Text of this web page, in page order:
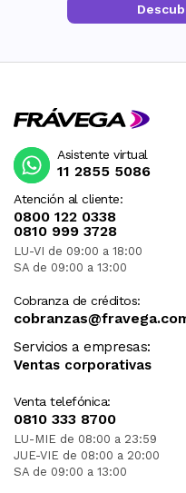
Atención al cliente:
0800 122 0338
0810 999 3728
LU-VI de 09:00 a 18:00
SA de 09:00 a 13:00
Cobranza de créditos:
Servicios a empresas:
Ventas corporativas
Venta telefónica:
0810 333 8700
LU-MIE de 08:00 a 23:59
JUE-VIE de 08:00 a 20:00
SA de 09:00 a 13:00
Asistente virtual
11 2855 5086